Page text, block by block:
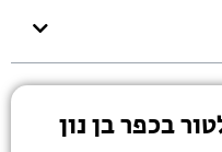
בכפר בן נון